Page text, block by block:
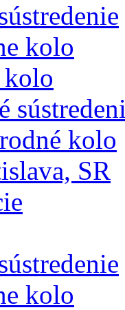
kolo
kolo
kolo
SR
kolo